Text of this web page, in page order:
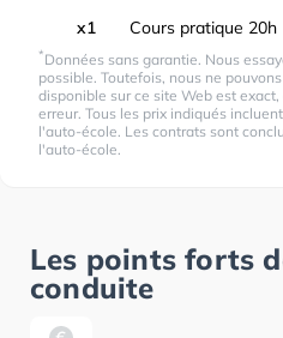
x1 Cours pratique 20h
*Données sans garantie. Nous
possible. Toutefois, nous ne
disponible sur ce site Web est
erreur. Tous les prix indiqués
l'auto-école. Les contrats sont
l'auto-école.
Les points forts
conduite